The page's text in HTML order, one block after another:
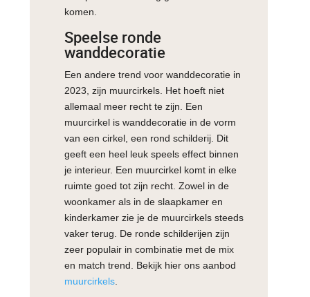
komen.
Speelse ronde
wanddecoratie
Een andere trend voor wanddecoratie in
2023, zijn muurcirkels. Het hoeft niet
allemaal meer recht te zijn. Een
muurcirkel is wanddecoratie in de vorm
van een cirkel, een rond schilderij. Dit
geeft een heel leuk speels effect binnen
je interieur. Een muurcirkel komt in elke
ruimte goed tot zijn recht. Zowel in de
woonkamer als in de slaapkamer en
kinderkamer zie je de muurcirkels steeds
vaker terug. De ronde schilderijen zijn
zeer populair in combinatie met de mix
en match trend. Bekijk hier ons aanbod
muurcirkels.